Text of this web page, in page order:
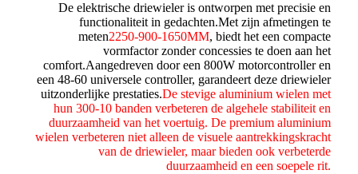
De elektrische driewieler is ontworpen met precisie en
functionaliteit in gedachten.Met zijn afmetingen te
meten2250-900-1650MM, biedt het een compacte
vormfactor zonder concessies te doen aan het
comfort.Aangedreven door een 800W motorcontroller en
een 48-60 universele controller, garandeert deze driewieler
uitzonderlijke prestaties.De stevige aluminium wielen met
hun 300-10 banden verbeteren de algehele stabiliteit en
duurzaamheid van het voertuig. De premium aluminium
wielen verbeteren niet alleen de visuele aantrekkingskracht
van de driewieler, maar bieden ook verbeterde
duurzaamheid en een soepele rit.